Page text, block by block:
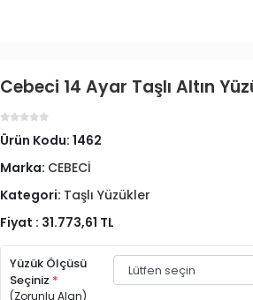
Cebeci 14 Ayar Taşlı Altın
Ürün Kodu: 1462
Marka: CEBECİ
Kategori: Taşlı Yüzükler
Fiyat : 31.773,61 TL
Yüzük Ölçüsü
Seçiniz *
(Zorunlu Alan)